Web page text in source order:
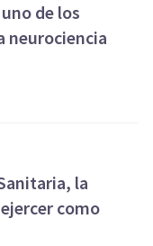
de los
neurociencia
la
como